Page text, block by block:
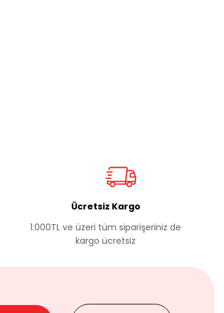
Ücretsiz Kargo
1.000TL ve üzeri tüm siparişeriniz de
kargo ücretsiz